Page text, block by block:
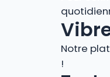
Notre
!